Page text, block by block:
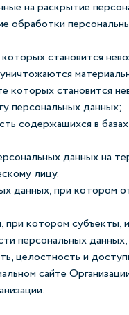
на раскрытие
обработки
становится
которых становится
персональных данных;
содержащихся в
данных на
лицу.
данных, при котором
котором субъекты,
персональных
целостность и
сайте